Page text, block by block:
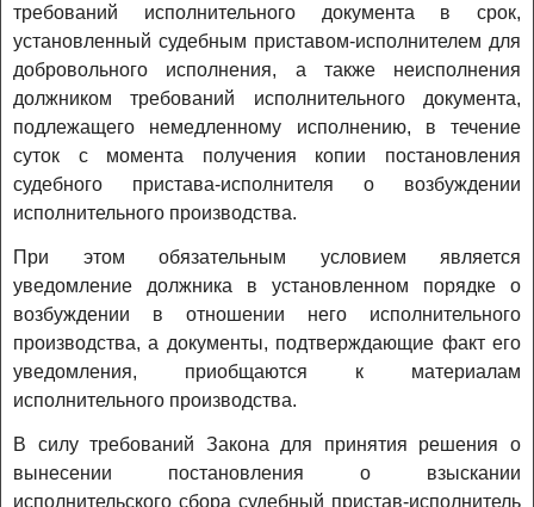
требований исполнительного документа в срок,
установленный судебным приставом-исполнителем для
добровольного исполнения, а также неисполнения
должником требований исполнительного документа,
подлежащего немедленному исполнению, в течение
суток с момента получения копии постановления
судебного пристава-исполнителя о возбуждении
исполнительного производства.
При этом обязательным условием является
уведомление должника в установленном порядке о
возбуждении в отношении него исполнительного
производства, а документы, подтверждающие факт его
уведомления, приобщаются к материалам
исполнительного производства.
В силу требований Закона для принятия решения о
вынесении постановления о взыскании
исполнительского сбора судебный пристав-исполнитель